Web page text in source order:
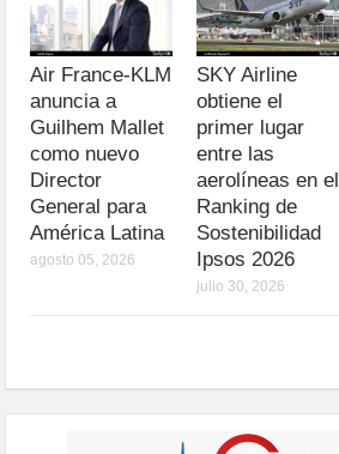
Air France-KLM
anuncia a
Guilhem Mallet
como nuevo
Director
General para
América Latina
agosto 05, 2026
SKY Airline
obtiene el
primer lugar
entre las
aerolíneas en el
Ranking de
Sostenibilidad
Ipsos 2026
julio 30, 2026